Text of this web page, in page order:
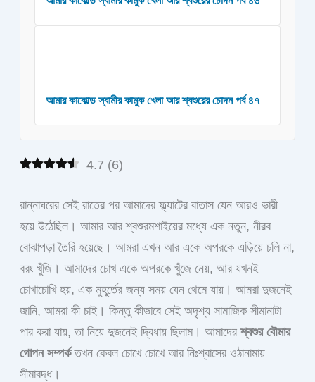
আমার কাকোল্ড স্বামীর কামুক খেলা আর শ্বশুরের চোদন পর্ব ৪৭
4.7 (6)
রান্নাঘরের সেই রাতের পর আমাদের ফ্ল্যাটের বাতাস যেন আরও ভারী
হয়ে উঠেছিল। আমার আর শ্বশুরমশাইয়ের মধ্যে এক নতুন, নীরব
বোঝাপড়া তৈরি হয়েছে। আমরা এখন আর একে অপরকে এড়িয়ে চলি না,
বরং খুঁজি। আমাদের চোখ একে অপরকে খুঁজে নেয়, আর যখনই
চোখাচোখি হয়, এক মুহূর্তের জন্য সময় যেন থেমে যায়। আমরা দুজনেই
জানি, আমরা কী চাই। কিন্তু কীভাবে সেই অদৃশ্য সামাজিক সীমানাটা
পার করা যায়, তা নিয়ে দুজনেই দ্বিধায় ছিলাম। আমাদেরশ্বশুর বৌমার
গোপন সম্পর্কতখন কেবল চোখে চোখে আর নিঃশ্বাসের ওঠানামায়
সীমাবদ্ধ।